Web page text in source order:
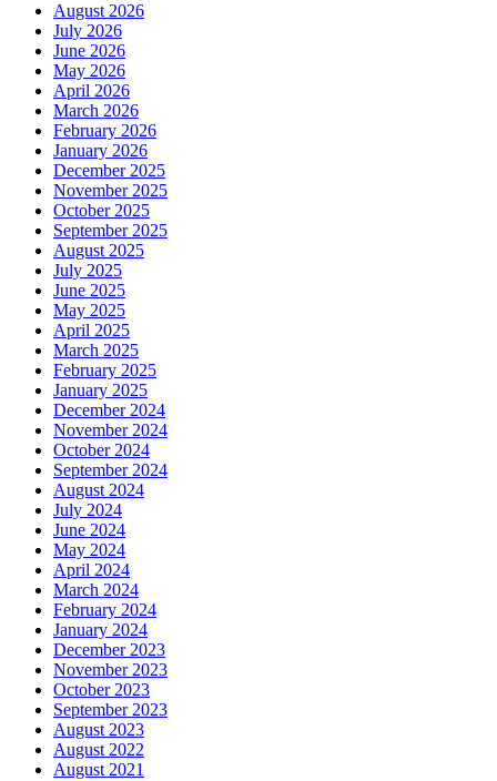
August 2026
July 2026
June 2026
May 2026
April 2026
March 2026
February 2026
January 2026
December 2025
November 2025
October 2025
September 2025
August 2025
July 2025
June 2025
May 2025
April 2025
March 2025
February 2025
January 2025
December 2024
November 2024
October 2024
September 2024
August 2024
July 2024
June 2024
May 2024
April 2024
March 2024
February 2024
January 2024
December 2023
November 2023
October 2023
September 2023
August 2023
August 2022
August 2021